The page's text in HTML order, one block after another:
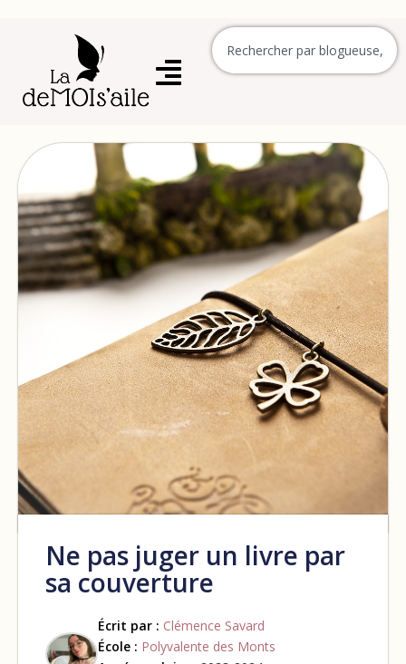
Ne pas juger un livre par
sa couverture
Écrit par : Clémence Savard
École : Polyvalente des Monts